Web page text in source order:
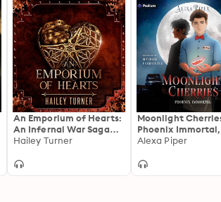
An Emporium of Hearts:
An Infernal War Saga
Novella
Hailey Turner
Moonlight
Phoenix Immortal,
1
Alexa Piper